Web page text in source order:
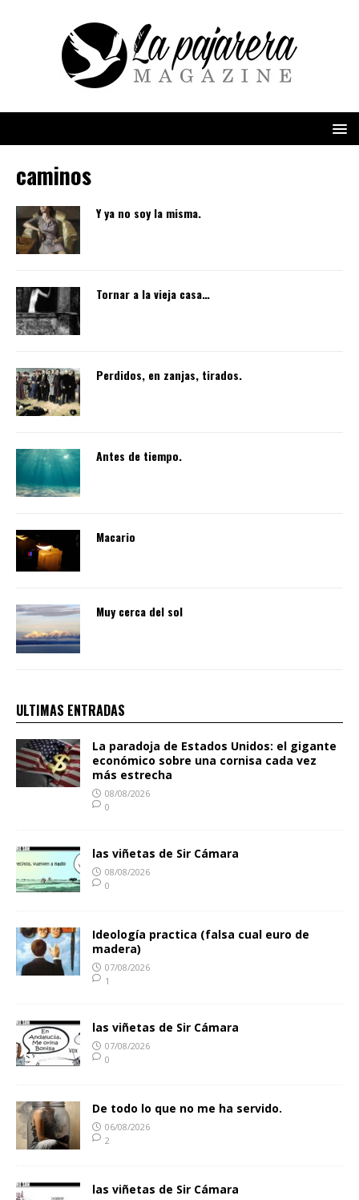
caminos
Y ya no soy la misma.
Tornar a la vieja casa…
Perdidos, en zanjas, tirados.
Antes de tiempo.
Macario
Muy cerca del sol
ULTIMAS ENTRADAS
La paradoja de Estados Unidos: el gigante
económico sobre una cornisa cada vez
más estrecha
08/08/2026
0
las viñetas de Sir Cámara
08/08/2026
0
Ideología practica (falsa cual euro de
madera)
07/08/2026
1
las viñetas de Sir Cámara
07/08/2026
0
De todo lo que no me ha servido.
06/08/2026
2
las viñetas de Sir Cámara